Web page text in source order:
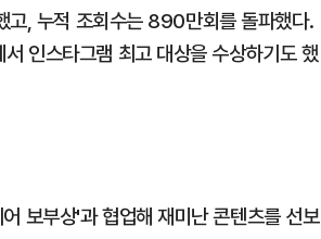
고, 누적 조회수는 890만회를 돌파했다.
인스타그램 최고 대상을 수상하기도 했
보부상'과 협업해 재미난 콘텐츠를 선보